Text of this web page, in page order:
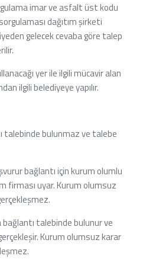
imar ve asfalt üst kodu
dağıtım şirketi
gelecek cevaba göre talep
yer ile ilgili mücavir alan
ilgili belediyeye yapılır.
talebinde bulunmaz ve talebe
bağlantı için kurum olumlu
firması uyar. Kurum olumsuz
bağlantı talebinde bulunur ve
Kurum olumsuz karar